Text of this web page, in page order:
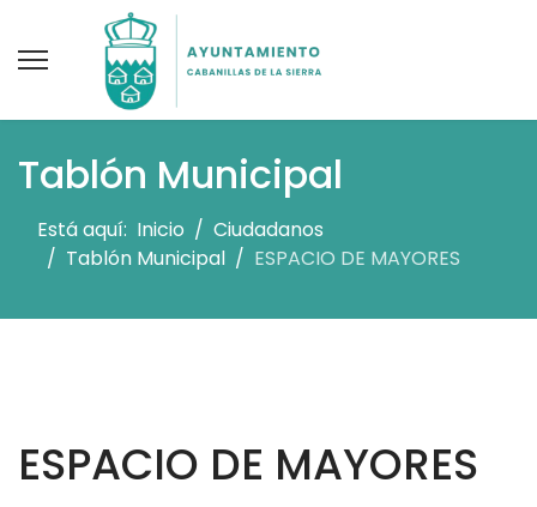
Tablón Municipal
Está aquí: Inicio
Ciudadanos
Tablón Municipal
ESPACIO DE MAYORES
ESPACIO DE MAYORES